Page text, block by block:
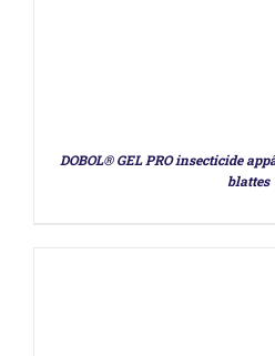
DOBOL® GEL PRO insecticide
blattes